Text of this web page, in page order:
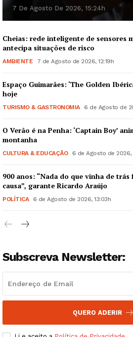
Guimarães,
Institucional
Artigos
Edição Digital
Grande Entrevista
7 De Agosto De 2026, 15:24h
Cheias: rede inteligente de sensores
antecipa situações de risco
AMBIENTE 7 de Agosto de 2026, 12:19h
Espaço Guimarães: ‘The Golden
hoje
TURISMO & GASTRONOMIA 6 de Agosto de
O Verão é na Penha: ‘Captain Boy’
montanha
CULTURA & EDUCAÇÃO 6 de Agosto de 2026,
900 anos: “Nada do que vinha de
causa”, garante Ricardo Araújo
POLÍTICA 6 de Agosto de 2026, 13:03h
Subscreva Newsletter:
QUERO ADERIR